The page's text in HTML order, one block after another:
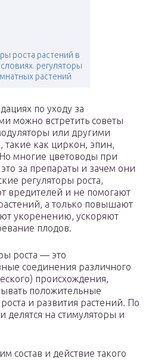
роста растений в
регуляторы
растений
по уходу за
можно встретить советы
или другими
как циркон, эпин,
многие цветоводы при
за препараты и зачем они
регуляторы роста,
вредителей и не помогают
а только повышают
укоренению, ускоряют
плодов.
роста — это
соединения различного
происхождения,
положительные
и развития растений. По
делятся на стимуляторы и
состав и действие такого